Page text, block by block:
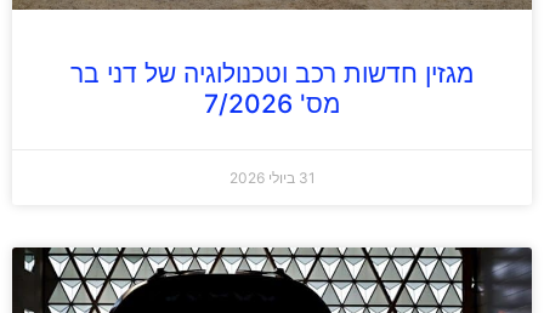
מגזין חדשות רכב וטכנולוגיה של דני בר
מס' 7/2026
31 ביולי 2026